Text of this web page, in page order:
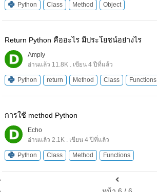
Python Class Method Object
Return Python คืออะไร มีประโยชน์อย่างไร
Amply
อ่านแล้ว 11.8K . เขียน 4 ปีที่แล้ว
Python return Method Class Functions
การใช้ method Python
Echo
อ่านแล้ว 2.1K . เขียน 4 ปีที่แล้ว
Python Class Method Functions